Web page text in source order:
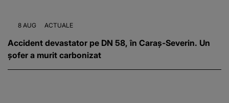
8 AUG ACTUALE
Accident devastator pe DN 58, în Caraș-Severin. Un
șofer a murit carbonizat